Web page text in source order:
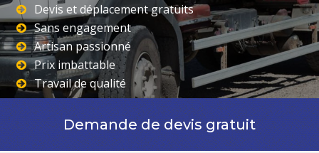
Devis et déplacement gratuits
Sans engagement
Artisan passionné
Prix imbattable
Travail de qualité
Demande de devis gratuit